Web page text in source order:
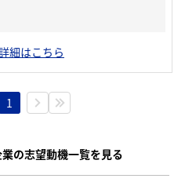
細はこちら
1
の志望動機一覧を見る